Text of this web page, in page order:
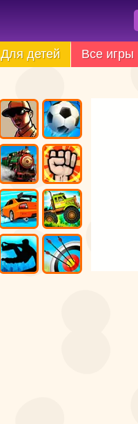
Для детей Все игры